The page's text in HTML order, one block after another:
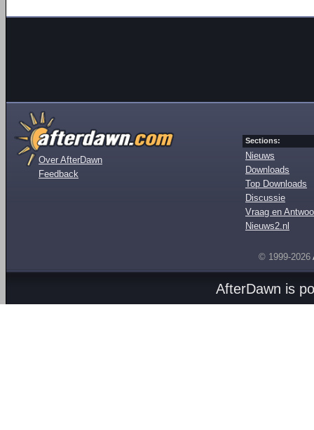
Over AfterDawn
Feedback
Sections:
Nieuws
Downloads
Top Downloads
Discussie
Vraag en
Nieuws2.nl
© 1999-2026
AfterDawn is